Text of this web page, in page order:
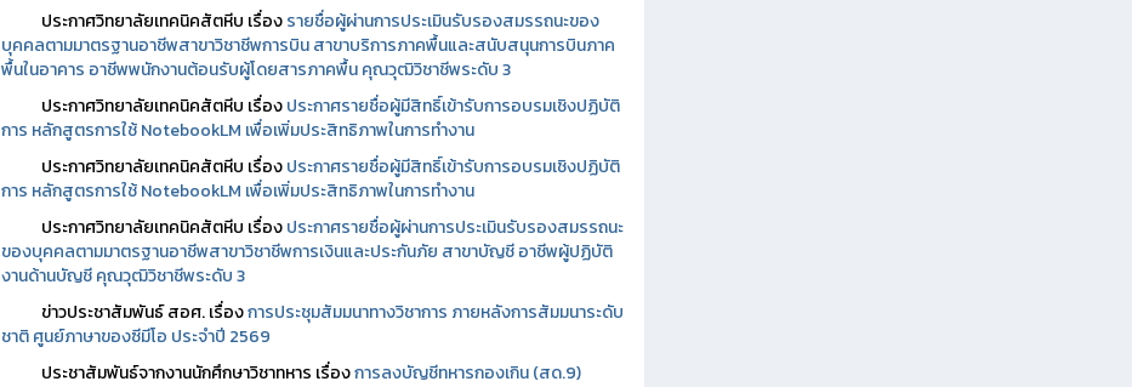
ประกาศวิทยาลัยเทคนิคสัตหีบ เรื่องรายชื่อผู้ผ่านการประเมินรับรองสมรรถนะของ
บุคคลตามมาตรฐานอาชีพสาขาวิชาชีพการบิน สาขาบริการภาคพื้นและสนับสนุนการบินภาค
พื้นในอาคาร อาชีพพนักงานต้อนรับผู้โดยสารภาคพื้น คุณวุฒิวิชาชีพระดับ 3
ประกาศวิทยาลัยเทคนิคสัตหีบ เรื่องประกาศรายชื่อผู้มีสิทธิ์เข้ารับการอบรมเชิงปฏิบัติ
การ หลักสูตรการใช้ NotebookLM เพื่อเพิ่มประสิทธิภาพในการทำงาน
ประกาศวิทยาลัยเทคนิคสัตหีบ เรื่องประกาศรายชื่อผู้มีสิทธิ์เข้ารับการอบรมเชิงปฏิบัติ
การ หลักสูตรการใช้ NotebookLM เพื่อเพิ่มประสิทธิภาพในการทำงาน
ประกาศวิทยาลัยเทคนิคสัตหีบ เรื่องประกาศรายชื่อผู้ผ่านการประเมินรับรองสมรรถนะ
ของบุคคลตามมาตรฐานอาชีพสาขาวิชาชีพการเงินและประกันภัย สาขาบัญชี อาชีพผู้ปฏิบัติ
งานด้านบัญชี คุณวุฒิวิชาชีพระดับ 3
ข่าวประชาสัมพันธ์ สอศ.เรื่องการประชุมสัมมนาทางวิชาการ ภายหลังการสัมมนาระดับ
ชาติ ศูนย์ภาษาของซีมีโอ ประจำปี 2569
ประชาสัมพันธ์จากงานนักศึกษาวิชาทหาร เรื่องการลงบัญชีทหารกองเกิน (สด.9)